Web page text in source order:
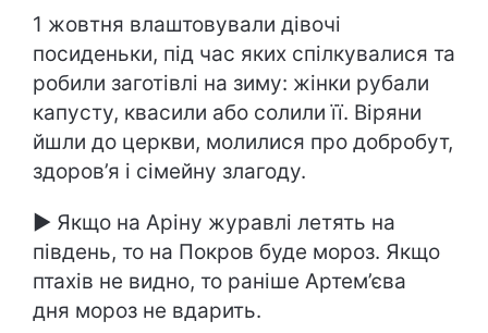
1 жовтня влаштовували дівочі
посиденьки, під час яких спілкувалися та
робили заготівлі на зиму: жінки рубали
капусту, квасили або солили її. Віряни
йшли до церкви, молилися про добробут,
здоров’я і сімейну злагоду.
► Якщо на Аріну журавлі летять на
південь, то на Покров буде мороз. Якщо
птахів не видно, то раніше Артем’єва
дня мороз не вдарить.